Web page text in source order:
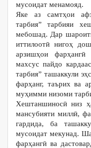
мусоидат менамояд.
Яке аз самтҳои
тарбия” тарбияи
мебошад. Дар
иттилоотӣ нигоҳ
арзишҳои
махсус пайдо
тарбия” ташаккули
фарҳанг, таърих ва
муҳимми низоми
Хештаншиносӣ низ
мансубияти миллӣ,
гардида, ба
мусоидат мекунад.
фарҳангӣ ва